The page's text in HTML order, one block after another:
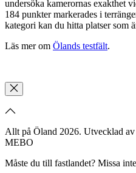
undersöka kamerornas exakthet
184 punkter markerades i
kategori kan du hitta platser som
Läs mer om Ölands testfält.
Allt på Öland 2026. Utvecklad av
MEBO
Måste du till fastlandet? Missa inte